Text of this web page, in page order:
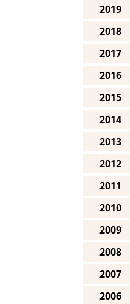
2019
2018
2017
2016
2015
2014
2013
2012
2011
2010
2009
2008
2007
2006